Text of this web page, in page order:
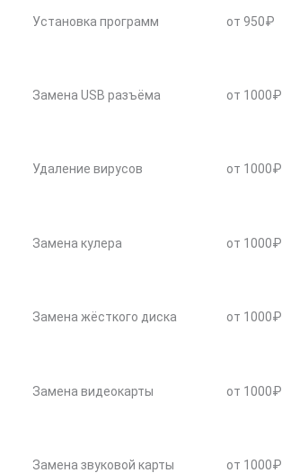
Установка программ от 950₽
Замена USB разъёма от 1000₽
Удаление вирусов от 1000₽
Замена кулера от 1000₽
Замена жёсткого диска от 1000₽
Замена видеокарты от 1000₽
Замена звуковой карты от 1000₽